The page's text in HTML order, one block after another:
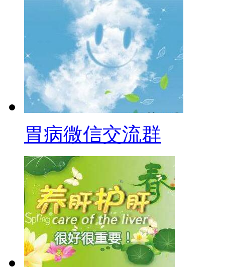
胃病微信交流群